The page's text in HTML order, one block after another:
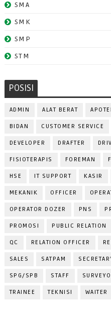
SMA
SMK
SMP
STM
POSISI
ADMIN ALAT BERAT
BIDAN CUSTOMER SERVICE
DEVELOPER DRAFTER
FISIOTERAPIS FOREMAN
HSE IT SUPPORT KASIR
MEKANIK OFFICER
OPERATOR DOZER PNS
PROMOSI PUBLIC RELATION
QC RELATION OFFICER
SALES SATPAM
SPG/SPB STAFF
TRAINEE TEKNISI WAITER